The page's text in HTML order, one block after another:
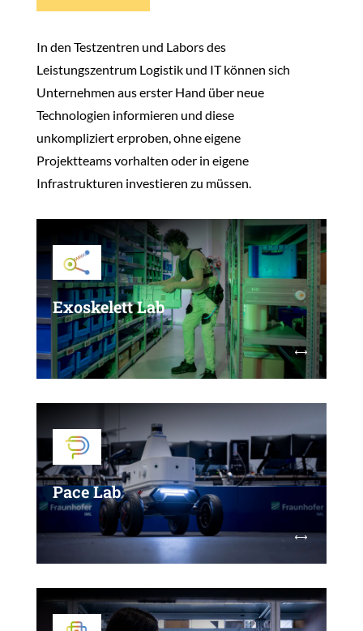
In den Testzentren und Labors des
Leistungszentrum Logistik und IT können sich
Unternehmen aus erster Hand über neue
Technologien informieren und diese
unkompliziert erproben, ohne eigene
Projektteams vorhalten oder in eigene
Infrastrukturen investieren zu müssen.
Exoskelett Lab
Im Exoskelett Lab führen wir Probandenstudien
in einem Test-Parcours mit typischen
logistischen Haupt- und Nebentätigkeiten
Transportvorgänge) durch.
Pace Lab
Neben der agilen Entwicklung bietet das PACE
Lab Unternehmen ein Referenzsystem zum
Testen von Sensorik, Lokalisierungssystemen,
Technik-Interaktionen.